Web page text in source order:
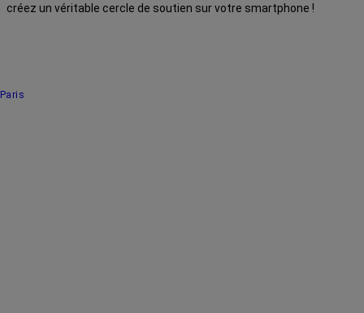
créez un véritable cercle de soutien sur votre smartphone !
Paris